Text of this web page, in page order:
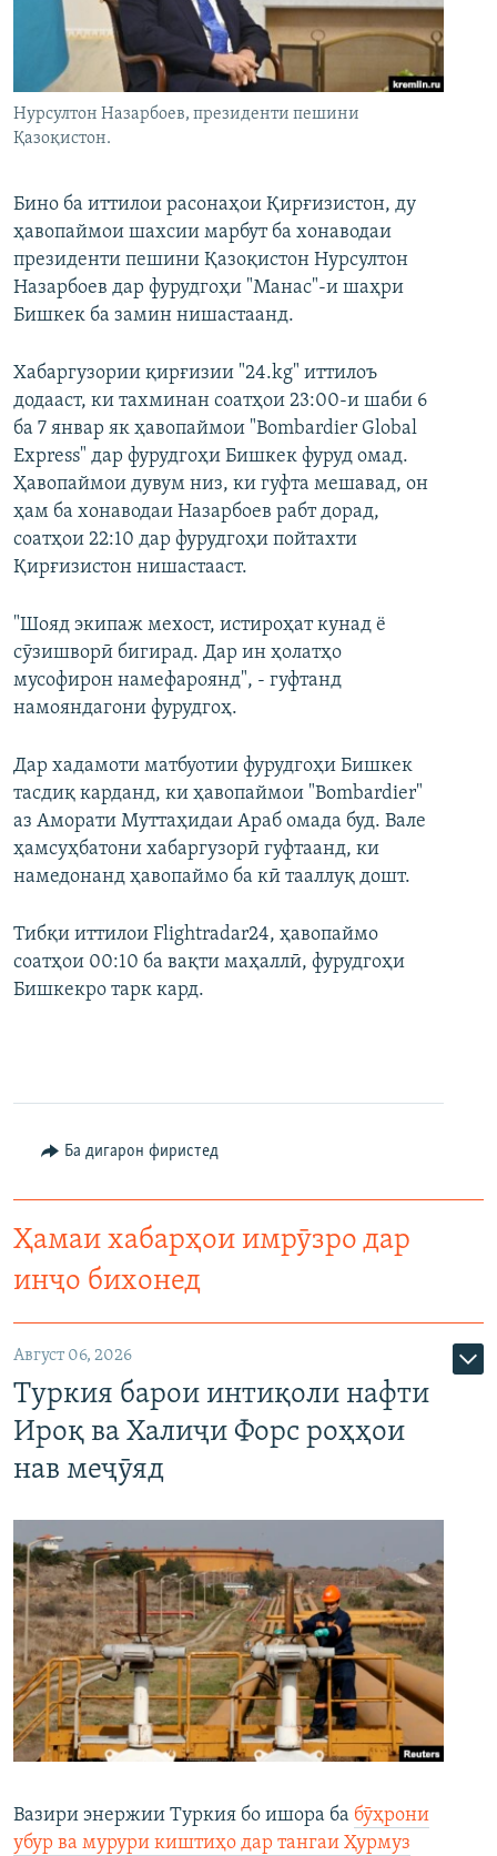
ГУЗОРИШҲОИ РАДИОӢ
Русский
Ҳамаи сомонаҳои RFE/RL
Нурсултон Назарбоев, президенти пешини
Қазоқистон.
Бино ба иттилои расонаҳои Қирғизистон, ду
ҳавопаймои шахсии марбут ба хонаводаи
президенти пешини Қазоқистон Нурсултон
Назарбоев дар фурудгоҳи "Манас"-и шаҳри
Бишкек ба замин нишастаанд.
Хабаргузории қирғизии "24.kg" иттилоъ
додааст, ки тахминан соатҳои 23:00-и шаби 6
ба 7 январ як ҳавопаймои "Bombardier Global
Express" дар фурудгоҳи Бишкек фуруд омад.
Ҳавопаймои дувум низ, ки гуфта мешавад, он
ҳам ба хонаводаи Назарбоев рабт дорад,
соатҳои 22:10 дар фурудгоҳи пойтахти
Қирғизистон нишастааст.
"Шояд экипаж мехост, истироҳат кунад ё
сӯзишворӣ бигирад. Дар ин ҳолатҳо
мусофирон намефароянд", - гуфтанд
намояндагони фурудгоҳ.
Дар хадамоти матбуотии фурудгоҳи Бишкек
тасдиқ карданд, ки ҳавопаймои "Bombardier"
аз Аморати Муттаҳидаи Араб омада буд. Вале
ҳамсуҳбатони хабаргузорӣ гуфтаанд, ки
намедонанд ҳавопаймо ба кӣ тааллуқ дошт.
Тибқи иттилои Flightradar24, ҳавопаймо
соатҳои 00:10 ба вақти маҳаллӣ, фурудгоҳи
Бишкекро тарк кард.
Ба дигарон фиристед
Ҳамаи хабарҳои имрӯзро дар
инҷо бихонед
Август 06, 2026
Туркия барои интиқоли нафти
Ироқ ва Халиҷи Форс роҳҳои
нав меҷӯяд
Вазири энержии Туркия бо ишора ба бӯҳрони
убур ва мурури киштиҳо дар тангаи Ҳурмуз